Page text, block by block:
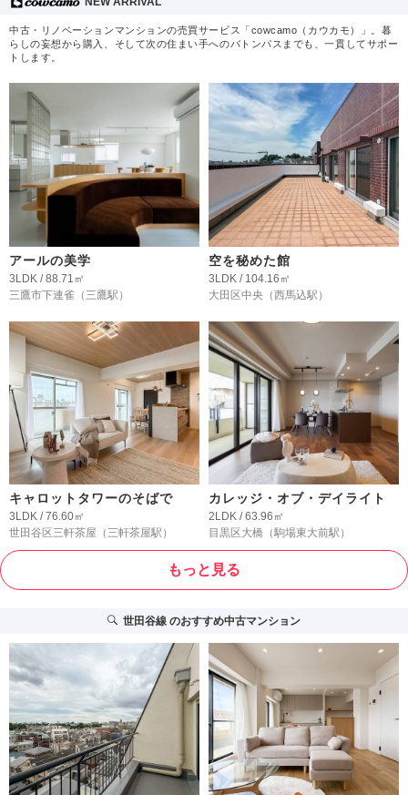
中古・リノベーションマンションの売買サービス「cowcamo（カウカモ）」。暮
らしの妄想から購入、そして次の住まい手へのバトンパスまでも、一貫してサポー
トします。
アールの美学
3LDK / 88.71㎡
三鷹市下連雀 （三鷹駅）
空を秘めた館
3LDK / 104.16㎡
大田区中央 （西馬込駅）
キャロットタワーのそばで
3LDK / 76.60㎡
世田谷区三軒茶屋 （三軒茶屋駅）
カレッジ・オブ・デイライト
2LDK / 63.96㎡
目黒区大橋 （駒場東大前駅）
もっと見る
世田谷線のおすすめ中古マンション